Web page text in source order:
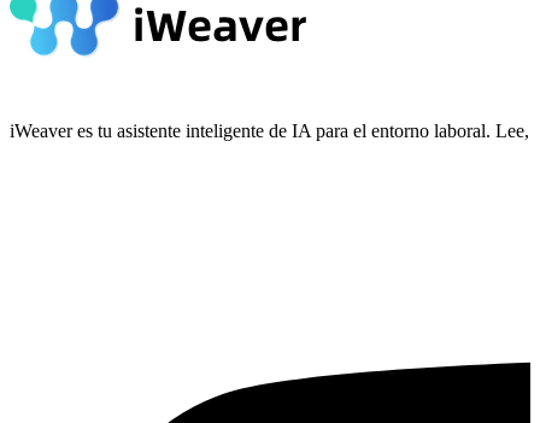
iWeaver es tu asistente inteligente de IA para el entorno laboral.